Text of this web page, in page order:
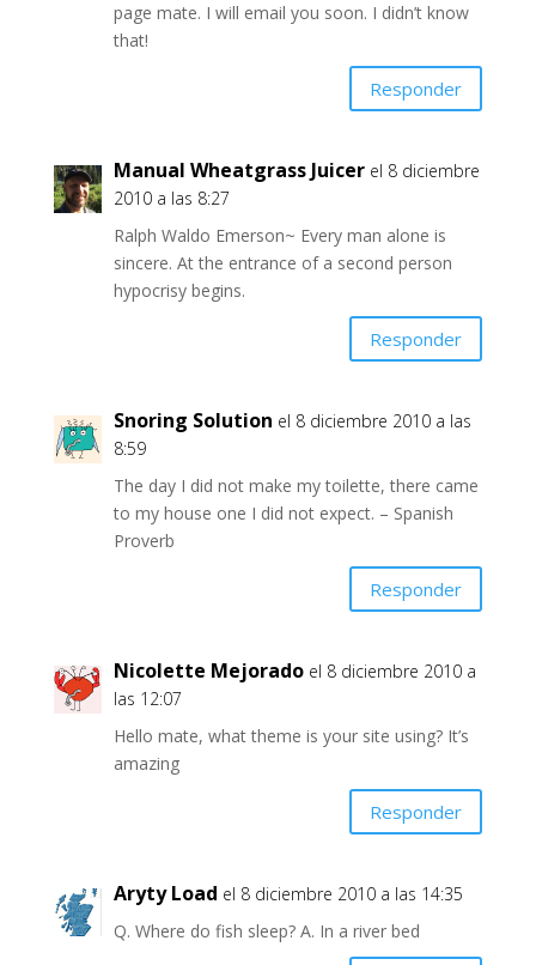
page mate. I will email you soon. I didn’t know
that!
Responder
Manual Wheatgrass Juicer el 8 diciembre
2010 a las 8:27
Ralph Waldo Emerson~ Every man alone is
sincere. At the entrance of a second person
hypocrisy begins.
Responder
Snoring Solution el 8 diciembre 2010 a las
8:59
The day I did not make my toilette, there came
to my house one I did not expect. – Spanish
Proverb
Responder
Nicolette Mejorado el 8 diciembre 2010 a
las 12:07
Hello mate, what theme is your site using? It’s
amazing
Responder
Aryty Load el 8 diciembre 2010 a las 14:35
Q. Where do fish sleep? A. In a river bed